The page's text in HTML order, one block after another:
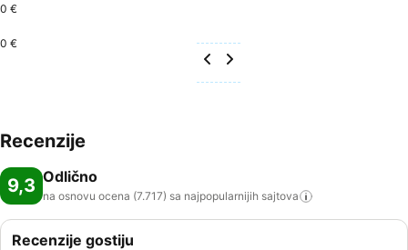
0 €
0 €
Recenzije
9,3 Odlično
na osnovu ocena (7.717) sa najpopularnijih sajtova
Recenzije gostiju